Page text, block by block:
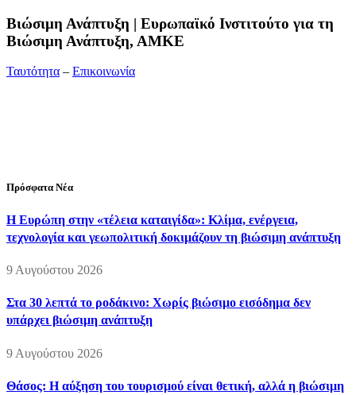
Bιώσιμη Ανάπτυξη | Ευρωπαϊκό Ινστιτούτο για τη
Βιώσιμη Ανάπτυξη, ΑΜΚΕ
Ταυτότητα – Επικοινωνία
Πρόσφατα Νέα
Η Ευρώπη στην «τέλεια καταιγίδα»: Κλίμα, ενέργεια,
τεχνολογία και γεωπολιτική δοκιμάζουν τη βιώσιμη ανάπτυξη
9 Αυγούστου 2026
Στα 30 λεπτά το ροδάκινο: Χωρίς βιώσιμο εισόδημα δεν
υπάρχει βιώσιμη ανάπτυξη
9 Αυγούστου 2026
Θάσος: Η αύξηση του τουρισμού είναι θετική, αλλά η βιώσιμη